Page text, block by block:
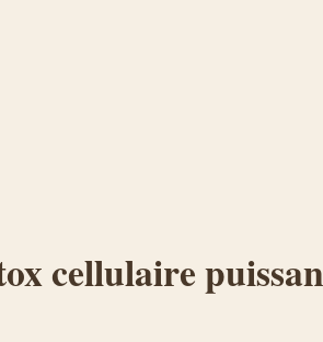
cellulaire